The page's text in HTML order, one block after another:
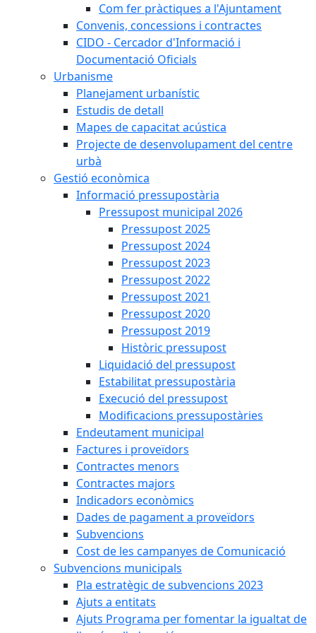
Com fer pràctiques a l'Ajuntament
Convenis, concessions i contractes
CIDO - Cercador d'Informació i
Documentació Oficials
Urbanisme
Planejament urbanístic
Estudis de detall
Mapes de capacitat acústica
Projecte de desenvolupament del centre
urbà
Gestió econòmica
Informació pressupostària
Pressupost municipal 2026
Pressupost 2025
Pressupost 2024
Pressupost 2023
Pressupost 2022
Pressupost 2021
Pressupost 2020
Pressupost 2019
Històric pressupost
Liquidació del pressupost
Estabilitat pressupostària
Execució del pressupost
Modificacions pressupostàries
Endeutament municipal
Factures i proveïdors
Contractes menors
Contractes majors
Indicadors econòmics
Dades de pagament a proveïdors
Subvencions
Cost de les campanyes de Comunicació
Subvencions municipals
Pla estratègic de subvencions 2023
Ajuts a entitats
Ajuts Programa per fomentar la igualtat de